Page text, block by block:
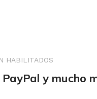
HABILITADOS
y mucho